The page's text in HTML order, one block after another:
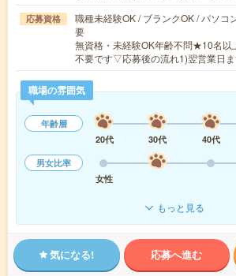
応募資格
職種未経験OK / ブランクOK / パソコ
要
無資格・未経験OK年齢不問★10名
不要です▽応募後の流れ1)翌営業日
職場の雰囲気
年齢層
20代
30代 40代
男女比率
女性
もっと見る
気になる! 応募へ進む